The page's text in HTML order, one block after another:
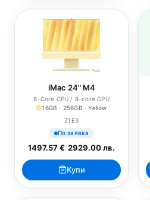
iMac 24" M4
8-Core CPU / 8-core GPU
16GB · 256GB · Yellow
Z1E3
По заявка
1497.57 €/2929.00 лв.
Купи